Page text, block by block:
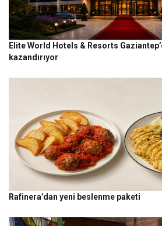
Elite World Hotels & Resorts
kazandırıyor
Rafinera’dan yeni beslenme paketi